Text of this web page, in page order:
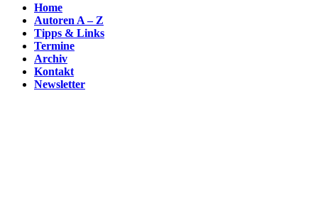
Home
Autoren A – Z
Tipps & Links
Termine
Archiv
Kontakt
Newsletter